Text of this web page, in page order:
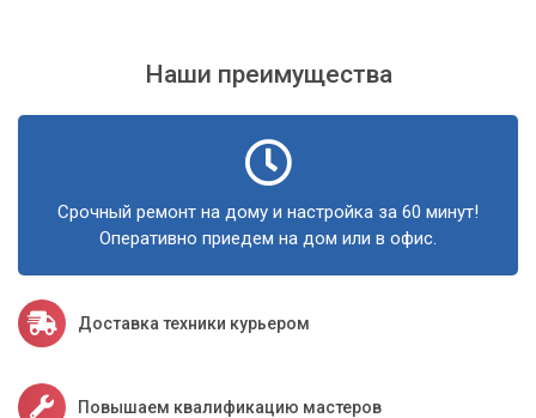
Наши преимущества
Срочный ремонт на дому и настройка за 60 минут!
Оперативно приедем на дом или в офис.
Доставка техники курьером
Повышаем квалификацию мастеров